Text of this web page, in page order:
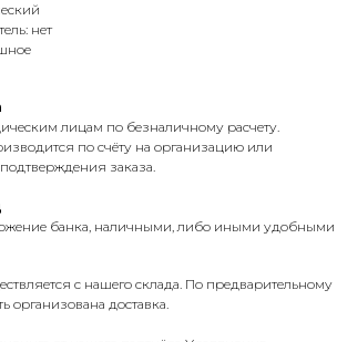
нет
лицам по безналичному расчету.
по счёту на организацию или
заказа.
банка, наличными, либо иными удобными
с нашего склада. По предварительному
организована доставка.